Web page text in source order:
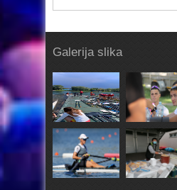
Galerija slika